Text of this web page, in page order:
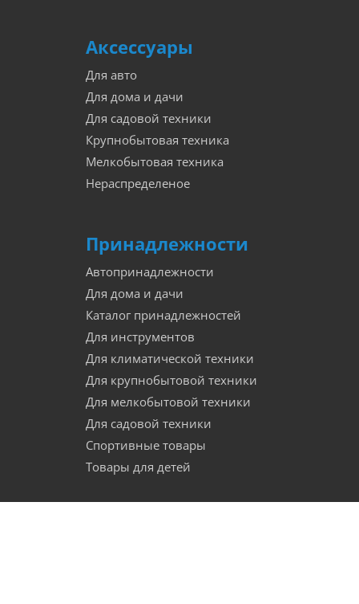
Аксессуары
Для авто
Для дома и дачи
Для садовой техники
Крупнобытовая техника
Мелкобытовая техника
Нераспределеное
Принадлежности
Автопринадлежности
Для дома и дачи
Каталог принадлежностей
Для инструментов
Для климатической техники
Для крупнобытовой техники
Для мелкобытовой техники
Для садовой техники
Спортивные товары
Товары для детей